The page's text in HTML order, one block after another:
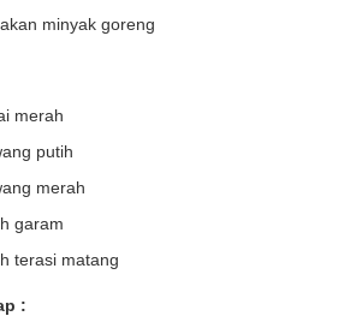
minyak goreng
merah
putih
merah
garam
terasi matang
: